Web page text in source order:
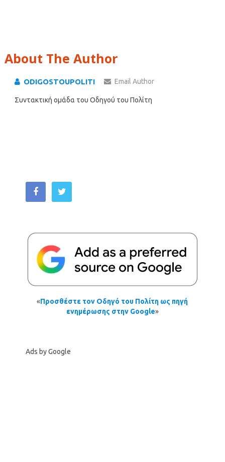
About The Author
ODIGOSTOUPOLITI Email Author
Συντακτική ομάδα του Οδηγού του Πολίτη
«Προσθέστε τον Οδηγό του Πολίτη ως πηγή
ενημέρωσης στην Google»
Ads by Google